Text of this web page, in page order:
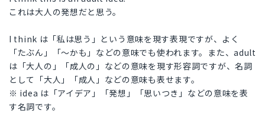
これは大人の発想だと思う。
I think は「私は思う」という意味を現す表現ですが、よく
「たぶん」「〜かも」などの意味でも使われます。また、adult
は「大人の」「成人の」などの意味を現す形容詞ですが、名詞
として「大人」「成人」などの意味も表せます。
※ idea は「アイデア」「発想」「思いつき」などの意味を表
す名詞です。